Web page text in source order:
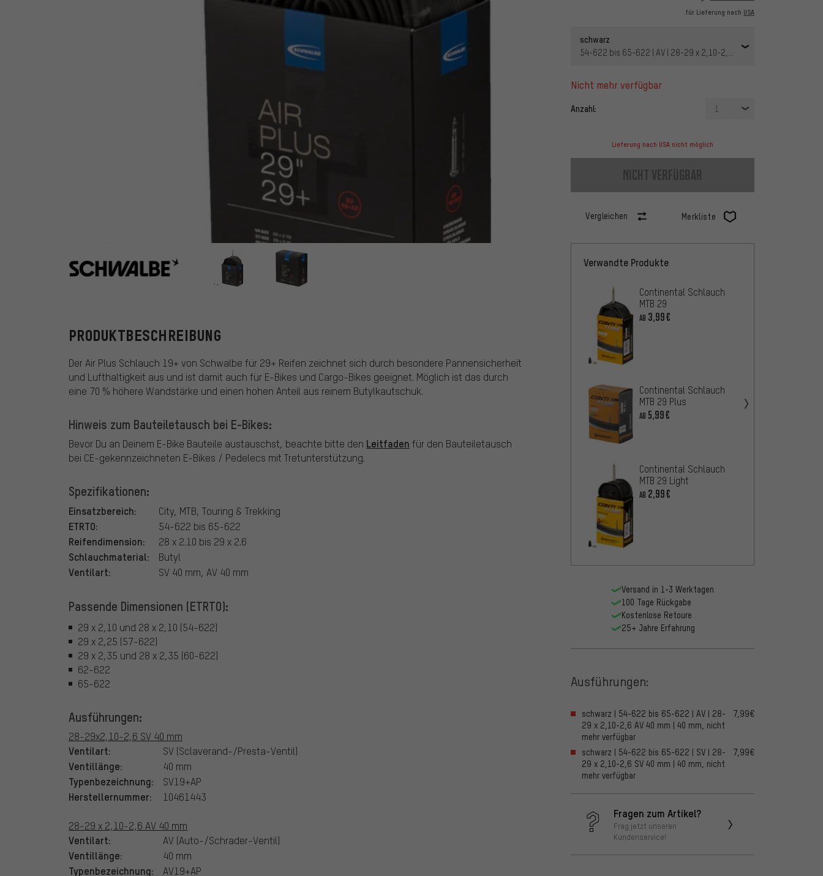
für Lieferung nach USA
schwarz
54-622 bis 65-622 | AV | 28-29 x 2,10-2,6 AV 40 mm | 40 mm
nicht mehr verfügbar
Anzahl: 1
Lieferung nach USA nicht möglich
nicht verfügbar
Vergleichen Merkliste
Schwalbe
PRODUKTBESCHREIBUNG
Der Air Plus Schlauch 19+ von Schwalbe für 29+ Reifen zeichnet sich durch besondere Pannensicherheit
und Lufthaltigkeit aus und ist damit auch für E-Bikes und Cargo-Bikes geeignet. Möglich ist das durch
eine 70 % höhere Wandstärke und einen hohen Anteil aus reinem Butylkautschuk.
Hinweis zum Bauteiletausch bei E-Bikes:
Bevor Du an Deinem E-Bike Bauteile austauschst, beachte bitte den Leitfaden für den Bauteiletausch
bei CE-gekennzeichneten E-Bikes / Pedelecs mit Tretunterstützung.
Spezifikationen:
Einsatzbereich: City, MTB, Touring & Trekking
ETRTO: 54-622 bis 65-622
Reifendimension: 28 x 2.10 bis 29 x 2.6
Schlauchmaterial: Butyl
Ventilart: SV 40 mm, AV 40 mm
Passende Dimensionen (ETRTO):
29 x 2,10 und 28 x 2,10 (54-622)
29 x 2,25 (57-622)
29 x 2,35 und 28 x 2,35 (60-622)
62-622
65-622
Ausführungen:
28-29x2,10-2,6 SV 40 mm
Ventilart: SV (Sclaverand-/Presta-Ventil)
Ventillänge: 40 mm
Typenbezeichnung: SV19+AP
Herstellernummer: 10461443
28-29 x 2,10-2,6 AV 40 mm
Ventilart: AV (Auto-/Schrader-Ventil)
Ventillänge: 40 mm
Typenbezeichnung: AV19+AP
Verwandte Produkte
Continental Schlauch
MTB 29
AB 3,99€
Continental Schlauch
MTB 29 Plus
AB 5,99€
Continental Schlauch
MTB 29 Light
AB 2,99€
Versand in 1-3 Werktagen
100 Tage Rückgabe
Kostenlose Retoure
25+ Jahre Erfahrung
Ausführungen:
schwarz | 54-622 bis 65-622 | AV | 28-
29 x 2,10-2,6 AV 40 mm | 40 mm, nicht
mehr verfügbar
7,99€
schwarz | 54-622 bis 65-622 | SV | 28-
29 x 2,10-2,6 SV 40 mm | 40 mm, nicht
mehr verfügbar
7,99€
Fragen zum Artikel?
Frag jetzt unseren
Kundenservice!